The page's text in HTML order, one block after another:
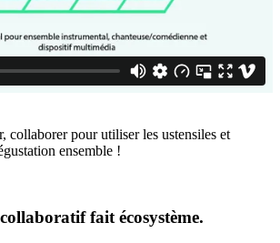
collaborer pour utiliser les ustensiles et
ensemble !
fait écosystème.